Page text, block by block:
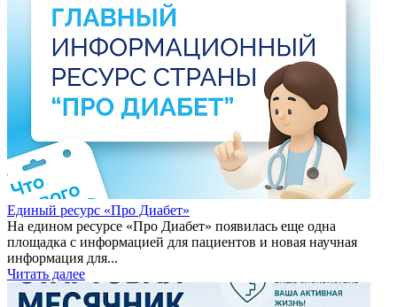
Единый ресурс «Про Диабет»
На едином ресурсе «Про Диабет» появилась еще одна
площадка с информацией для пациентов и новая научная
информация для...
Читать далее